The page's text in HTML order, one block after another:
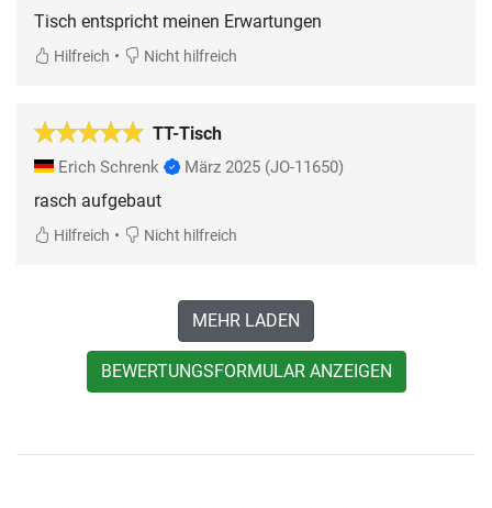
Tisch entspricht meinen Erwartungen
Hilfreich • Nicht hilfreich
TT-Tisch
Erich Schrenk März 2025 (JO-11650)
rasch aufgebaut
Hilfreich • Nicht hilfreich
MEHR LADEN
BEWERTUNGSFORMULAR ANZEIGEN